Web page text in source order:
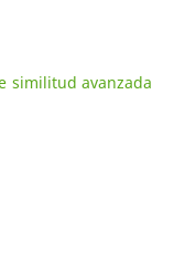
similitud avanzada